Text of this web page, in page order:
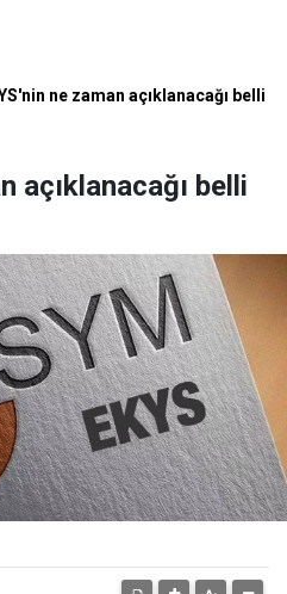
ne zaman açıklanacağı belli
açıklanacağı belli